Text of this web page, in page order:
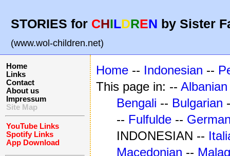
STORIES for CHILDREN by Sister
(www.wol-children.net)
Home
Links
Contact
About us
Impressum
Site Map
YouTube Links
Spotify Links
App Download
Home -- Indonesian --
This page in: -- Albanian
Bengali -- Bulgarian
-- Fulfulde --
INDONESIAN --
Macedonian --